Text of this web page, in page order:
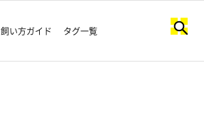
飼い方ガイド タグ一覧